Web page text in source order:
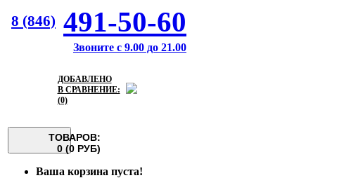
8 (846) 491-50-60
Звоните с 9.00 до 21.00
ДОБАВЛЕНО
В СРАВНЕНИЕ:
(0)
ТОВАРОВ:
0 (0 РУБ)
Ваша корзина пуста!